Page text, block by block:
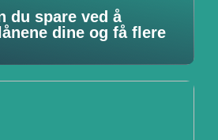
du spare ved å
dine og få flere